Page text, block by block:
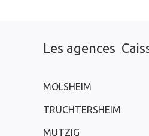
Les agences
MOLSHEIM
TRUCHTERSHEIM
MUTZIG